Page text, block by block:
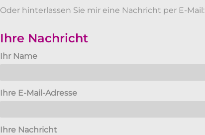
Oder hinterlassen Sie mir eine Nachricht per E-Mail:
Ihre Nachricht
Ihr Name
Ihre E-Mail-Adresse
Ihre Nachricht